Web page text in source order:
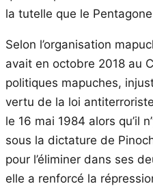
la tutelle que le
Selon l’organisation
avait en octobre 2018 au
politiques mapuches,
vertu de la loi
le 16 mai 1984 alors qu’il
sous la dictature de
pour l’éliminer dans ses
elle a renforcé la